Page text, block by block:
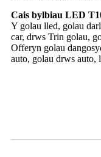
Cais bylbiau LED
Y golau lled, golau
car, drws Trin golau,
Offeryn golau
auto, golau drws auto,